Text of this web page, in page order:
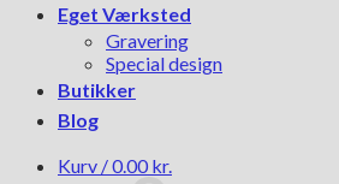
Eget Værksted
Gravering
Special design
Butikker
Blog
Kurv /0.00 kr.